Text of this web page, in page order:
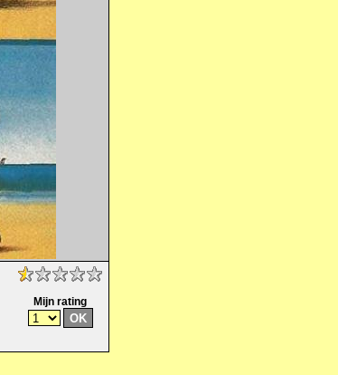
Mijn rating